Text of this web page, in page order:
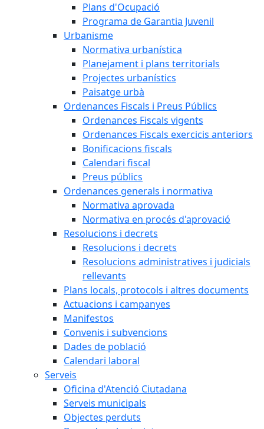
Plans d'Ocupació
Programa de Garantia Juvenil
Urbanisme
Normativa urbanística
Planejament i plans territorials
Projectes urbanístics
Paisatge urbà
Ordenances Fiscals i Preus Públics
Ordenances Fiscals vigents
Ordenances Fiscals exercicis anteriors
Bonificacions fiscals
Calendari fiscal
Preus públics
Ordenances generals i normativa
Normativa aprovada
Normativa en procés d'aprovació
Resolucions i decrets
Resolucions i decrets
Resolucions administratives i judicials
rellevants
Plans locals, protocols i altres documents
Actuacions i campanyes
Manifestos
Convenis i subvencions
Dades de població
Calendari laboral
Serveis
Oficina d'Atenció Ciutadana
Serveis municipals
Objectes perduts